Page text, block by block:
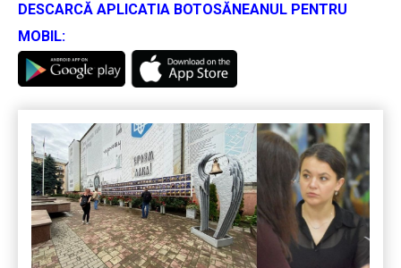
DESCARCĂ APLICATIA BOTOSĂNEANUL PENTRU
MOBIL: